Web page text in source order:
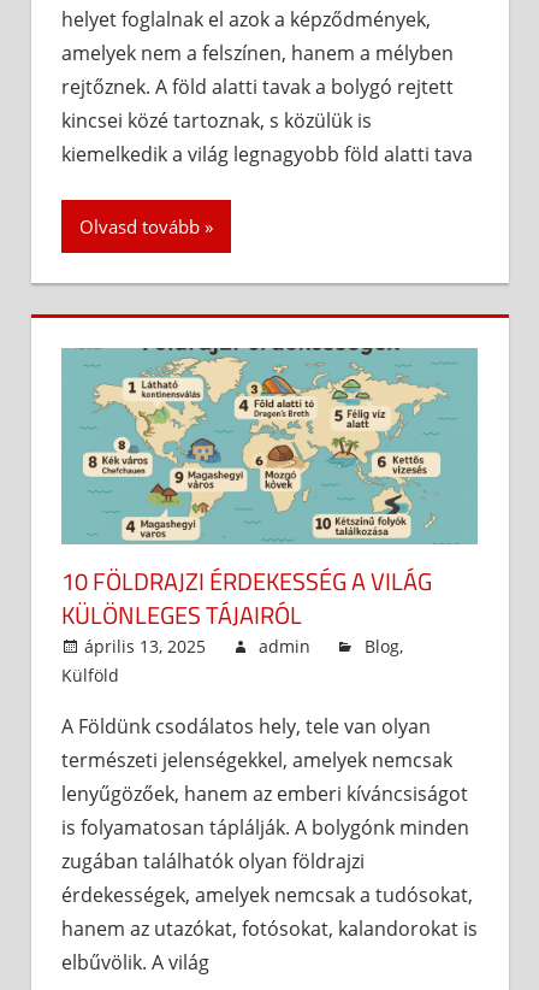
helyet foglalnak el azok a képződmények,
amelyek nem a felszínen, hanem a mélyben
rejtőznek. A föld alatti tavak a bolygó rejtett
kincsei közé tartoznak, s közülük is
kiemelkedik a világ legnagyobb föld alatti tava
Olvasd tovább
10 FÖLDRAJZI ÉRDEKESSÉG A VILÁG
KÜLÖNLEGES TÁJAIRÓL
április 13, 2025 admin Blog,
Külföld
A Földünk csodálatos hely, tele van olyan
természeti jelenségekkel, amelyek nemcsak
lenyűgözőek, hanem az emberi kíváncsiságot
is folyamatosan táplálják. A bolygónk minden
zugában találhatók olyan földrajzi
érdekességek, amelyek nemcsak a tudósokat,
hanem az utazókat, fotósokat, kalandorokat is
elbűvölik. A világ